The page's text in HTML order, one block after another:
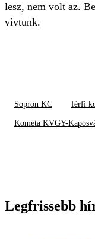
lesz, nem volt az.
vívtunk.
Sopron KC férfi
Kometa KVGY-
Legfrissebb